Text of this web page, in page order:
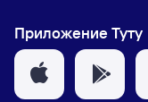
Приложение Туту